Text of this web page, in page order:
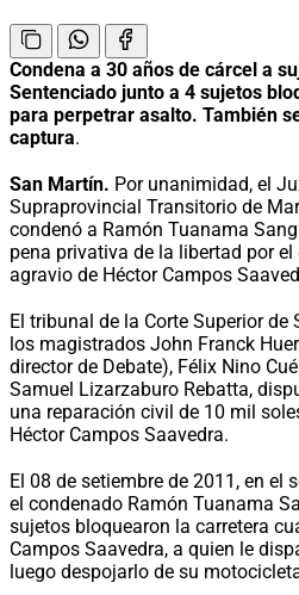
Condena a 30 años de cárcel a
Sentenciado junto a 4 sujetos
para perpetrar asalto. También
captura.
San Martín. Por unanimidad, el
Supraprovincial Transitorio de
condenó a Ramón Tuanama
pena privativa de la libertad por
agravio de Héctor Campos
El tribunal de la Corte Superior
los magistrados John Franck
director de Debate), Félix Nino
Samuel Lizarzaburo Rebatta,
una reparación civil de 10 mil
Héctor Campos Saavedra.
El 08 de setiembre de 2011, en el
el condenado Ramón Tuanama
sujetos bloquearon la carretera
Campos Saavedra, a quien le
luego despojarlo de su